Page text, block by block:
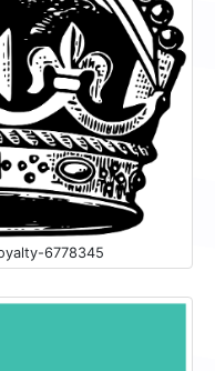
6778345